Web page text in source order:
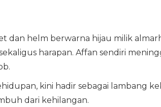
dan helm berwarna hijau milik
harapan. Affan sendiri
kini hadir sebagai lambang
dari kehilangan.